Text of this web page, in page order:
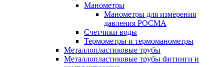
Манометры
Манометры для измерения
давления РОСМА
Счетчики воды
Термометры и термоманометры
Металлопластиковые трубы
Металлопластиковые трубы фитинги и